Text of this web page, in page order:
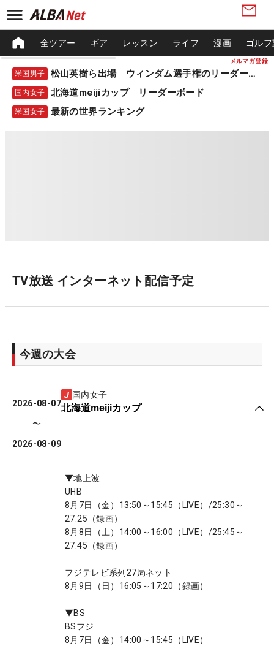
メルマガ登録
全ツアー ギア レッスン ライフ 漫画 ゴル
米国男子 松山英樹ら出場 ウィンダム選手権のリーダーボード
国内女子 北海道meijiカップ リーダーボード
米国女子 最新の世界ランキング
TV放送 インターネット配信予定
今週の大会
2026-08-07
〜
2026-08-09
国内女子
北海道meijiカップ
▼地上波
UHB
8月7日（金）13:50～15:45（LIVE）/25:30～
27:25（録画）
8月8日（土）14:00～16:00（LIVE）/25:45～
27:45（録画）
フジテレビ系列27局ネット
8月9日（日）16:05～17:20（録画）
▼BS
BSフジ
8月7日（金）14:00～15:45（LIVE）